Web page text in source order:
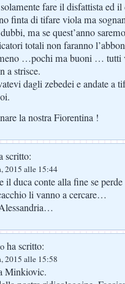
solamente fare il disfattista ed
finta di tifare viola ma
ma se quest’anno
totali non faranno
…pochi ma buoni … tutti
a strisce.
dagli zebedei e andate a
la nostra Fiorentina !
scritto:
2015 alle 15:44
il duca conte alla fine se
li vanno a cercare…
ha scritto:
2015 alle 15:58
Minkiovic.